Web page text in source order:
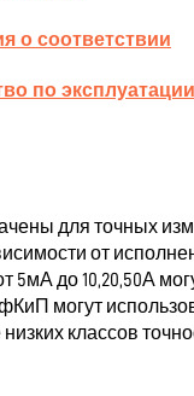
о соответствии
по эксплуатации
для точных
от
5мА до 10,20,50А
могут
классов